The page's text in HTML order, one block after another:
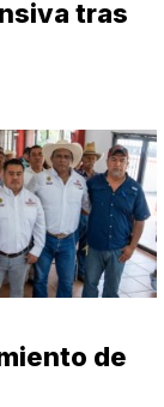
tras
de